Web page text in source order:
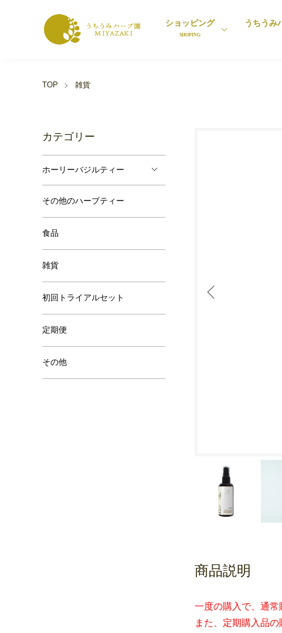
ショッピング
SHOPING
うちうみ
TOP 雑貨
商品説明
一度の購入で、通常
また、定期購入品
カテゴリー
ホーリーバジルティー
その他のハーブティー
食品
雑貨
初回トライアルセット
定期便
その他